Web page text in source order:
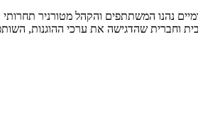
וחברית שהדגישה את ערכי ההוגנות,